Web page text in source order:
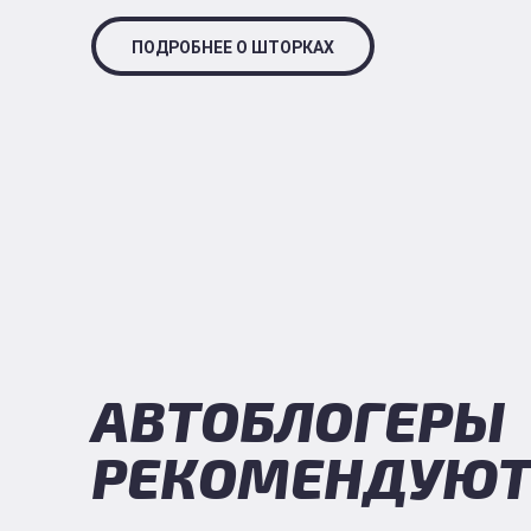
ПОДРОБНЕЕ О ШТОРКАХ
АВТОБЛОГЕРЫ
РЕКОМЕНДУЮТ